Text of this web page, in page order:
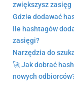
zwiększysz zasięg
Gdzie dodawać
Ile hashtagów
zasięgi?
Narzędzia do
🚀 Jak dobrać
nowych